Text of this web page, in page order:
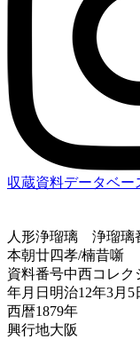
収蔵資料データベー
人形浄瑠璃 浄瑠璃
本朝廿四孝/楠昔噺
資料番号中西コレク
年月日 明治12年3月5
西暦1879年
興行地大阪